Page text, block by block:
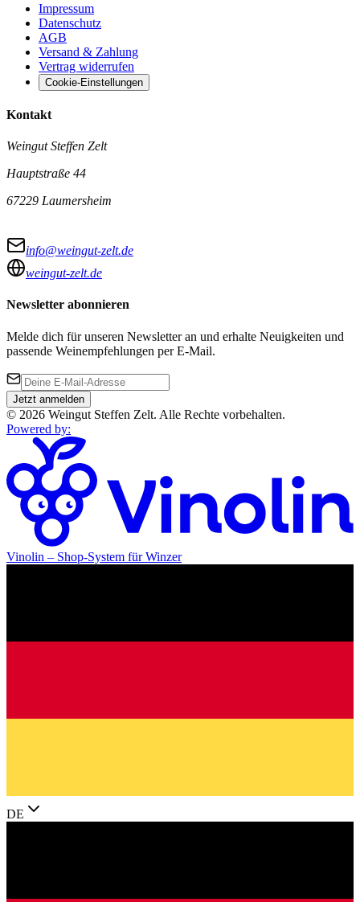
Impressum
Datenschutz
AGB
Versand & Zahlung
Vertrag widerrufen
Cookie-Einstellungen
Kontakt
Weingut Steffen Zelt
Hauptstraße 44
67229 Laumersheim
info@weingut-zelt.de
weingut-zelt.de
Newsletter abonnieren
Melde dich für unseren Newsletter an und erhalte Neuigkeiten und
passende Weinempfehlungen per E-Mail.
Jetzt anmelden
© 2026 Weingut Steffen Zelt. Alle Rechte vorbehalten.
Powered by:
Vinolin – Shop-System für Winzer
DE